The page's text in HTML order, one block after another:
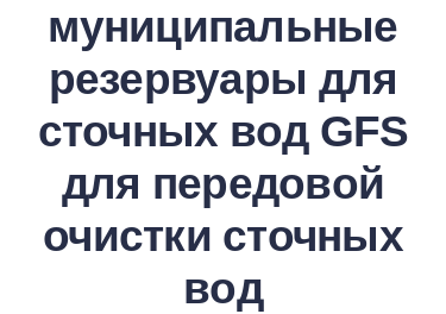
муниципальные
резервуары для
сточных вод GFS
для передовой
очистки сточных
вод
Контакт